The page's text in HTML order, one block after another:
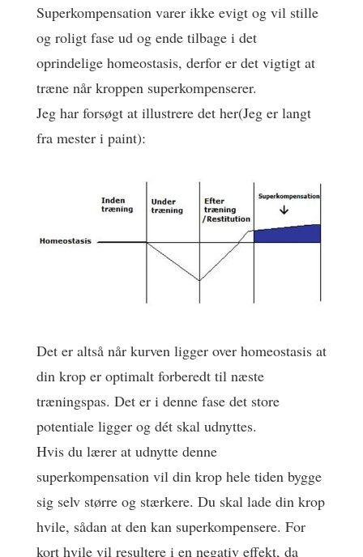
Superkompensation varer ikke evigt og vil stille
og roligt fase ud og ende tilbage i det
oprindelige homeostasis, derfor er det vigtigt at
træne når kroppen superkompenserer.
Jeg har forsøgt at illustrere det her(Jeg er langt
fra mester i paint):
Det er altså når kurven ligger over homeostasis at
din krop er optimalt forberedt til næste
træningspas. Det er i denne fase det store
potentiale ligger og dét skal udnyttes.
Hvis du lærer at udnytte denne
superkompensation vil din krop hele tiden bygge
sig selv større og stærkere. Du skal lade din krop
hvile, sådan at den kan superkompensere. For
kort hvile vil resultere i en negativ effekt, da